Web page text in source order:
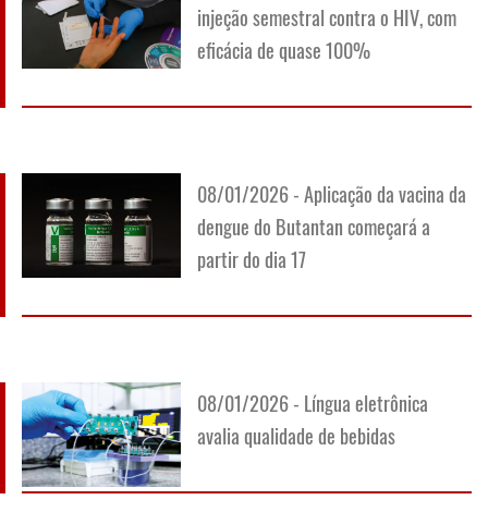
injeção semestral contra o HIV, com
eficácia de quase 100%
08/01/2026 - Aplicação da vacina da
dengue do Butantan começará a
partir do dia 17
08/01/2026 - Língua eletrônica
avalia qualidade de bebidas